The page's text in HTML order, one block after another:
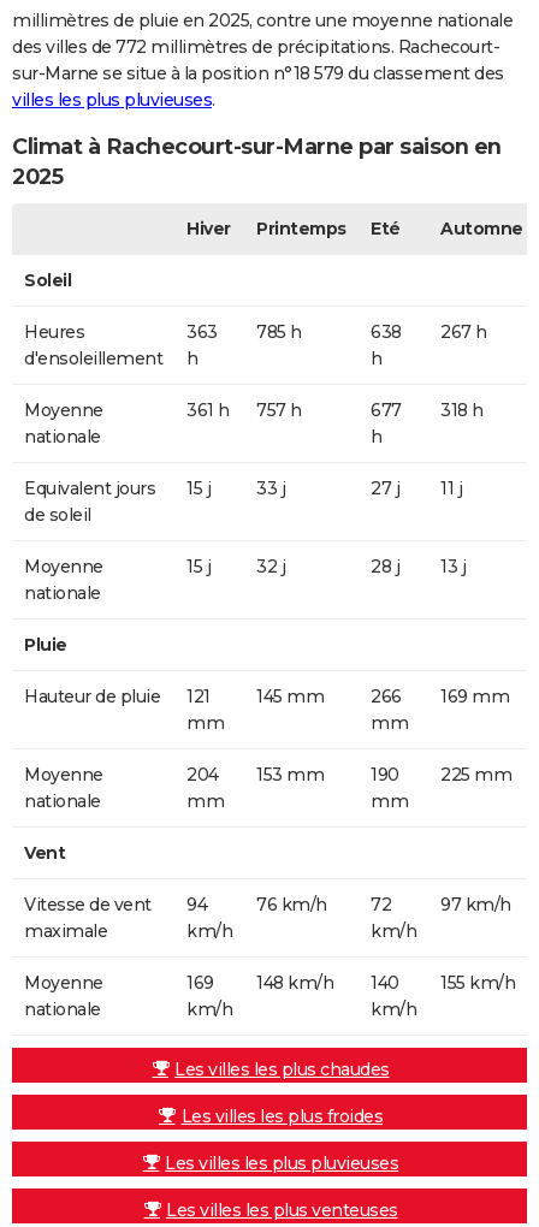
millimètres de pluie en 2025, contre une moyenne nationale
des villes de 772 millimètres de précipitations. Rachecourt-
sur-Marne se situe à la position n°18 579 du classement des
villes les plus pluvieuses.
Climat à Rachecourt-sur-Marne par saison en
2025
Hiver Printemps Eté Automne
Soleil
Heures
d'ensoleillement
363
h
785 h
638
h
267 h
Moyenne
nationale
361 h 757 h
677
h
318 h
Equivalent jours
de soleil
15 j 33 j 27 j 11 j
Moyenne
nationale
15 j 32 j 28 j 13 j
Pluie
Hauteur de pluie
121
mm
145 mm
266
mm
169 mm
Moyenne
nationale
204
mm
153 mm
190
mm
225 mm
Vent
Vitesse de vent
maximale
94
km/h
76 km/h
72
km/h
97 km/h
Moyenne
nationale
169
km/h
148 km/h
140
km/h
155 km/h
Les villes les plus chaudes
Les villes les plus froides
Les villes les plus pluvieuses
Les villes les plus venteuses